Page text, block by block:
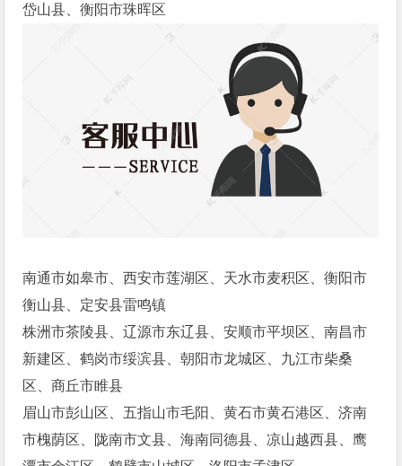
岱山县、衡阳市珠晖区
南通市如皋市、西安市莲湖区、天水市麦积区、衡阳市
衡山县、定安县雷鸣镇
株洲市茶陵县、辽源市东辽县、安顺市平坝区、南昌市
新建区、鹤岗市绥滨县、朝阳市龙城区、九江市柴桑
区、商丘市睢县
眉山市彭山区、五指山市毛阳、黄石市黄石港区、济南
市槐荫区、陇南市文县、海南同德县、凉山越西县、鹰